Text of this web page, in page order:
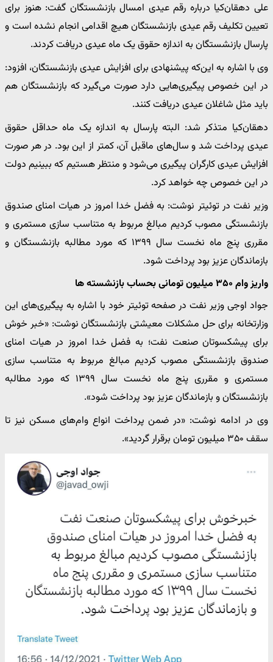
علی دهقان‌کیا درباره رقم عیدی امسال بازنشستگان گفت: هنوز برای
تعیین تکلیف رقم عیدی بازنشستگان هیچ اقدامی انجام نشده است و
پارسال بازنشستگان به اندازه حقوق یک ماه عیدی دریافت کردند.
وی با اشاره به این‌که پیشنهادی برای افزایش عیدی بازنشستگان، افزود:
در این خصوص پیگیری‌هایی دارد صورت می‌گیرد که بازنشستگان هم
باید مثل شاغلان عیدی دریافت کنند.
دهقان‌کیا متذکر شد: البته پارسال به اندازه یک ماه حداقل حقوق
عیدی پرداخت شد و سال‌های ماقبل آن، کمتر از این بود. در هر صورت
افزایش عیدی کارگران پیگیری می‌شود و منتظر هستیم که ببینیم دولت
در این خصوص چه خواهد کرد.
وزیر نفت در توئیتر نوشت: به فضل خدا امروز در هیات امنای صندوق
بازنشستگی مصوب کردیم مبالغ مربوط به متناسب سازی مستمری و
مقرری پنج ماه نخست سال ۱۳۹۹ که مورد مطالبه بازنشستگان و
بازماندگان عزیز بود پرداخت شود.
واریز وام ۳۵۰ میلیون تومانی بحساب بازنشسته ها
جواد اوجی وزیر نفت در صفحه توئیتر خود با اشاره به پیگیری‌های این
وزارتخانه برای حل مشکلات معیشتی بازنشستگان نوشت: «خبر خوش
برای پیشکسوتان صنعت نفت؛ به فضل خدا امروز در هیات امنای
صندوق بازنشستگی مصوب کردیم مبالغ مربوط به متناسب سازی
مستمری و مقرری پنج ماه نخست سال ۱۳۹۹ که مورد مطالبه
بازنشستگان و بازماندگان عزیز بود پرداخت شود».
وی در ادامه نوشت: «در ضمن پرداخت انواع وام‌های مسکن نیز تا
سقف ۳۵۰ میلیون تومان برقرار گردید».